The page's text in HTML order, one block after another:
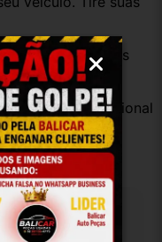
igual à das
por profissional